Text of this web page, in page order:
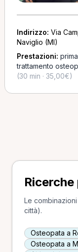
Indirizzo: Via
Naviglio (MI)
Prestazioni:
trattamento
(30 min · 35,00€)
Le
città).
Osteopata a
Osteopata a